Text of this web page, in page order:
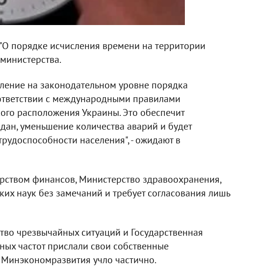
порядке исчисления времени на территории
на законодательном уровне порядка
с международными правилами
расположения Украины. Это обеспечит
уменьшение количества аварий и будет
населения", - ожидают в
финансов, Министерство здравоохранения,
наук без замечаний и требует согласования лишь
чрезвычайных ситуаций и Государственная
частот прислали свои собственные
учло частично.